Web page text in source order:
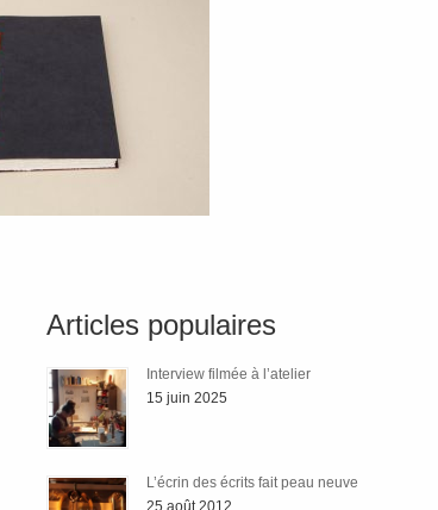
Articles populaires
Interview filmée à l’atelier
15 juin 2025
L’écrin des écrits fait peau neuve